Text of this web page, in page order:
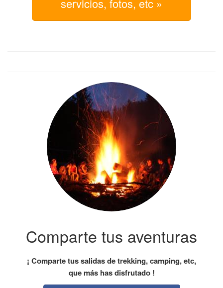
servicios, fotos, etc »
Comparte tus aventuras
¡ Comparte tus salidas de trekking, camping, etc,
que más has disfrutado !